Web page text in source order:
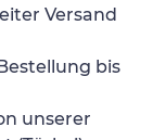
Versand
bis
unserer